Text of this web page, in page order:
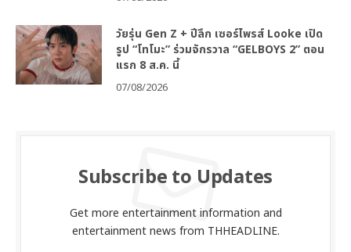
วัยรุ่น Gen Z + ปีลึก เซอร์ไพรส์ Looke เปิด
รูป “โทโมะ” ร่วมจักรวาล “GELBOYS 2” ตอน
แรก 8 ส.ค. นี้
07/08/2026
Subscribe to Updates
Get more entertainment information and
entertainment news from THHEADLINE.